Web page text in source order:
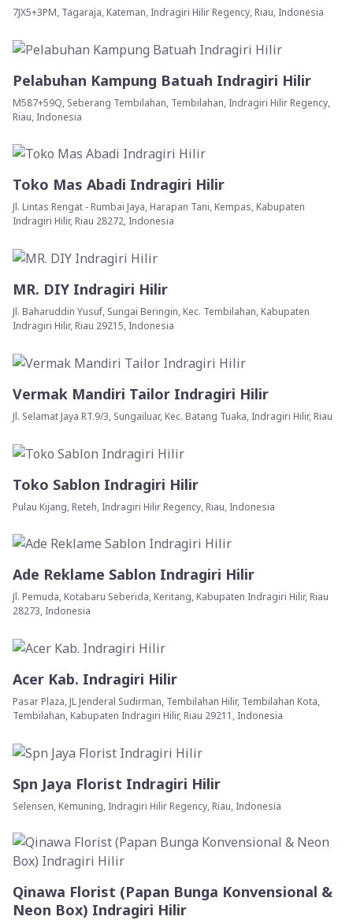
7JX5+3PM, Tagaraja, Kateman, Indragiri Hilir Regency, Riau, Indonesia
Pelabuhan Kampung Batuah Indragiri Hilir
M587+59Q, Seberang Tembilahan, Tembilahan, Indragiri Hilir Regency,
Riau, Indonesia
Toko Mas Abadi Indragiri Hilir
Jl. Lintas Rengat - Rumbai Jaya, Harapan Tani, Kempas, Kabupaten
Indragiri Hilir, Riau 28272, Indonesia
MR. DIY Indragiri Hilir
Jl. Baharuddin Yusuf, Sungai Beringin, Kec. Tembilahan, Kabupaten
Indragiri Hilir, Riau 29215, Indonesia
Vermak Mandiri Tailor Indragiri Hilir
Jl. Selamat Jaya RT.9/3, Sungailuar, Kec. Batang Tuaka, Indragiri Hilir, Riau
Toko Sablon Indragiri Hilir
Pulau Kijang, Reteh, Indragiri Hilir Regency, Riau, Indonesia
Ade Reklame Sablon Indragiri Hilir
Jl. Pemuda, Kotabaru Seberida, Keritang, Kabupaten Indragiri Hilir, Riau
28273, Indonesia
Acer Kab. Indragiri Hilir
Pasar Plaza, JL Jenderal Sudirman, Tembilahan Hilir, Tembilahan Kota,
Tembilahan, Kabupaten Indragiri Hilir, Riau 29211, Indonesia
Spn Jaya Florist Indragiri Hilir
Selensen, Kemuning, Indragiri Hilir Regency, Riau, Indonesia
Qinawa Florist (Papan Bunga Konvensional &
Neon Box) Indragiri Hilir